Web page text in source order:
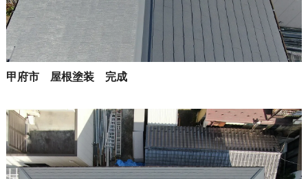
甲府市 屋根塗装 完成